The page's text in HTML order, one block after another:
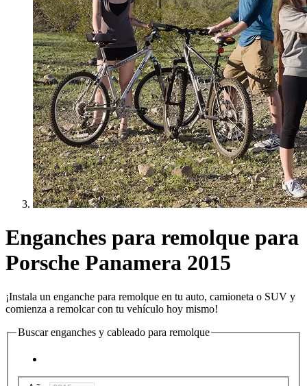
Enganches para remolque para
Porsche Panamera 2015
¡Instala un enganche para remolque en tu auto, camioneta o SUV y
comienza a remolcar con tu vehículo hoy mismo!
Buscar enganches y cableado para remolque